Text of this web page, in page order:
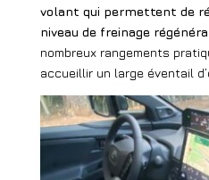
volant qui permettent de
niveau de freinage
nombreux rangements
accueillir un large éventail